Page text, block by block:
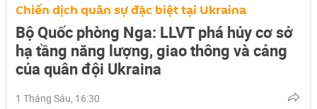
Chiến dịch quân sự đặc biệt tại Ukraina
Bộ Quốc phòng Nga: LLVT phá hủy cơ sở
hạ tầng năng lượng, giao thông và cảng
của quân đội Ukraina
1 Tháng Sáu, 16:30